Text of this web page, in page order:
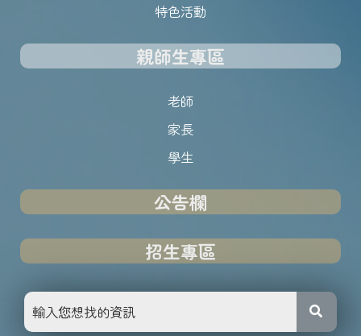
特色活動
親師生專區
老師
家長
學生
公告欄
招生專區